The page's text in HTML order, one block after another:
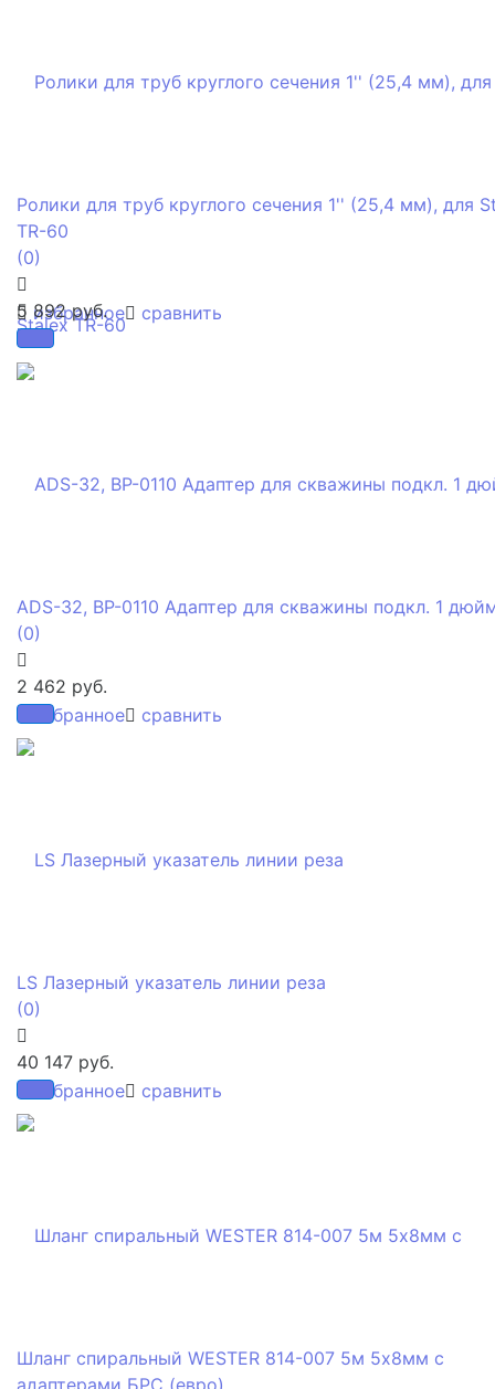
избранное сравнить
Ролики для труб круглого сечения 1'' (25,4 мм), для
TR-60
(0)
5 892 руб.
избранное сравнить
ADS-32, BP-0110 Адаптер для скважины подкл. 1
(0)
2 462 руб.
избранное сравнить
LS Лазерный указатель линии реза
(0)
40 147 руб.
Шланг спиральный WESTER 814-007 5м 5х8мм с
адаптерами БРС (евро)